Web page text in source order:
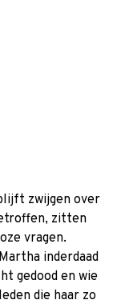
zwijgen over
zitten
vragen.
inderdaad
gedood en wie
die haar zo